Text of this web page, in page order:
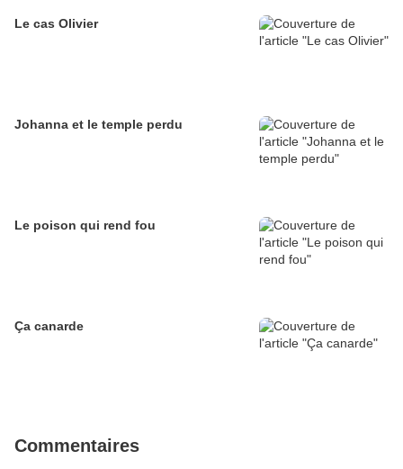
Le cas Olivier
Johanna et le temple perdu
Le poison qui rend fou
Ça canarde
Commentaires